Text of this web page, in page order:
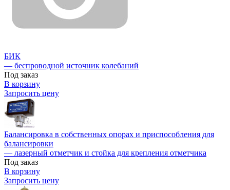
БИК
— беспроводной источник колебаний
Под заказ
В корзину
Запросить цену
Балансировка в собственных опорах и приспособления для
балансировки
— лазерный отметчик и стойка для крепления отметчика
Под заказ
В корзину
Запросить цену